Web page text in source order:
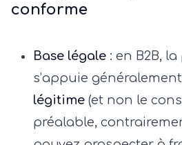
conforme
Base légale : en B2B,
s’appuie généralement
légitime (et non le
préalable,